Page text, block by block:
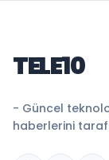
TELE10
- Güncel
haberlerini